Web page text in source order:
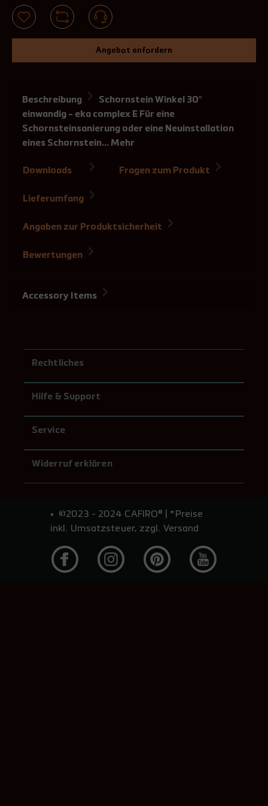
Angebot anfordern
Beschreibung
Schornstein Winkel 30°
einwandig - eka complex E Für eine
Schornsteinsanierung oder eine Neuinstallation
eines Schornstein… Mehr
Downloads Fragen zum Produkt
Lieferumfang
Angaben zur Produktsicherheit
Bewertungen
Accessory Items
Rechtliches
Hilfe & Support
Service
Widerruf erklären
©2023 - 2024 CAFIRO® | *Preise
inkl. Umsatzsteuer, zzgl. Versand